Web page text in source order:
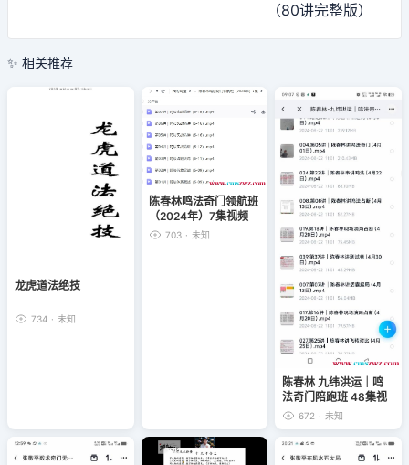
（80讲完整版）
✨ 相关推荐
龙虎道法绝技
734 · 未知
陈春林鸣法奇门领航班
（2024年）7集视频
703 · 未知
陈春林 九纬洪运｜鸣
法奇门陪跑班 48集视
频 672 · 未知